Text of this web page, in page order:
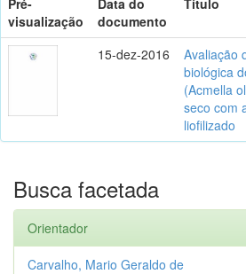
visualização
documento
15-dez-2016
Avaliação
biológica
(Acmella
seco com
liofilizado
Busca facetada
Orientador
Carvalho, Mario Geraldo de